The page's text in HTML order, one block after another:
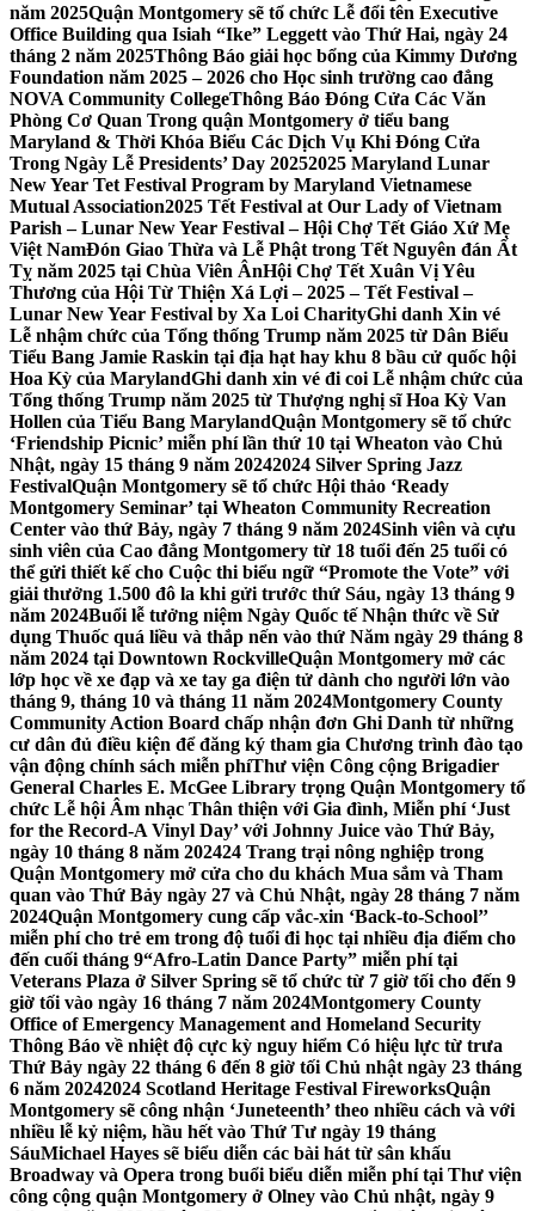
năm 2025Quận Montgomery sẽ tổ chức Lễ đổi tên Executive
Office Building qua Isiah “Ike” Leggett vào Thứ Hai, ngày 24
tháng 2 năm 2025Thông Báo giải học bổng của Kimmy Dương
Foundation năm 2025 – 2026 cho Học sinh trường cao đẳng
NOVA Community CollegeThông Báo Đóng Cửa Các Văn
Phòng Cơ Quan Trong quận Montgomery ở tiểu bang
Maryland & Thời Khóa Biểu Các Dịch Vụ Khi Đóng Cửa
Trong Ngày Lễ Presidents’ Day 20252025 Maryland Lunar
New Year Tet Festival Program by Maryland Vietnamese
Mutual Association2025 Tết Festival at Our Lady of Vietnam
Parish – Lunar New Year Festival – Hội Chợ Tết Giáo Xứ Mẹ
Việt NamĐón Giao Thừa và Lễ Phật trong Tết Nguyên đán Ất
Tỵ năm 2025 tại Chùa Viên ÂnHội Chợ Tết Xuân Vị Yêu
Thương của Hội Từ Thiện Xá Lợi – 2025 – Tết Festival –
Lunar New Year Festival by Xa Loi CharityGhi danh Xin vé
Lễ nhậm chức của Tổng thống Trump năm 2025 từ Dân Biểu
Tiểu Bang Jamie Raskin tại địa hạt hay khu 8 bầu cử quốc hội
Hoa Kỳ của MarylandGhi danh xin vé đi coi Lễ nhậm chức của
Tổng thống Trump năm 2025 từ Thượng nghị sĩ Hoa Kỳ Van
Hollen của Tiểu Bang MarylandQuận Montgomery sẽ tổ chức
‘Friendship Picnic’ miễn phí lần thứ 10 tại Wheaton vào Chủ
Nhật, ngày 15 tháng 9 năm 20242024 Silver Spring Jazz
FestivalQuận Montgomery sẽ tổ chức Hội thảo ‘Ready
Montgomery Seminar’ tại Wheaton Community Recreation
Center vào thứ Bảy, ngày 7 tháng 9 năm 2024Sinh viên và cựu
sinh viên của Cao đẳng Montgomery từ 18 tuổi đến 25 tuổi có
thể gửi thiết kế cho Cuộc thi biểu ngữ “Promote the Vote” với
giải thưởng 1.500 đô la khi gửi trước thứ Sáu, ngày 13 tháng 9
năm 2024Buổi lễ tưởng niệm Ngày Quốc tế Nhận thức về Sử
dụng Thuốc quá liều và thắp nến vào thứ Năm ngày 29 tháng 8
năm 2024 tại Downtown RockvilleQuận Montgomery mở các
lớp học về xe đạp và xe tay ga điện tử dành cho người lớn vào
tháng 9, tháng 10 và tháng 11 năm 2024Montgomery County
Community Action Board chấp nhận đơn Ghi Danh từ những
cư dân đủ điều kiện để đăng ký tham gia Chương trình đào tạo
vận động chính sách miễn phíThư viện Công cộng Brigadier
General Charles E. McGee Library trọng Quận Montgomery tổ
chức Lễ hội Âm nhạc Thân thiện với Gia đình, Miễn phí ‘Just
for the Record-A Vinyl Day’ với Johnny Juice vào Thứ Bảy,
ngày 10 tháng 8 năm 202424 Trang trại nông nghiệp trong
Quận Montgomery mở cửa cho du khách Mua sắm và Tham
quan vào Thứ Bảy ngày 27 và Chủ Nhật, ngày 28 tháng 7 năm
2024Quận Montgomery cung cấp vắc-xin ‘Back-to-School’’
miễn phí cho trẻ em trong độ tuổi đi học tại nhiều địa điểm cho
đến cuối tháng 9“Afro-Latin Dance Party” miễn phí tại
Veterans Plaza ở Silver Spring sẽ tổ chức từ 7 giờ tối cho đến 9
giờ tối vào ngày 16 tháng 7 năm 2024Montgomery County
Office of Emergency Management and Homeland Security
Thông Báo về nhiệt độ cực kỳ nguy hiểm Có hiệu lực từ trưa
Thứ Bảy ngày 22 tháng 6 đến 8 giờ tối Chủ nhật ngày 23 tháng
6 năm 20242024 Scotland Heritage Festival FireworksQuận
Montgomery sẽ công nhận ‘Juneteenth’ theo nhiều cách và với
nhiều lễ kỷ niệm, hầu hết vào Thứ Tư ngày 19 tháng
SáuMichael Hayes sẽ biểu diễn các bài hát từ sân khấu
Broadway và Opera trong buổi biểu diễn miễn phí tại Thư viện
công cộng quận Montgomery ở Olney vào Chủ nhật, ngày 9